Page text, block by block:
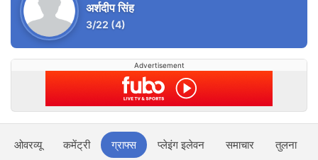
अर्शदीप सिंह
3/22 (4)
Advertisement
ओवरव्यू कमेंट्री ग्राफ्स प्लेइंग इलेवन समाचार तुलना